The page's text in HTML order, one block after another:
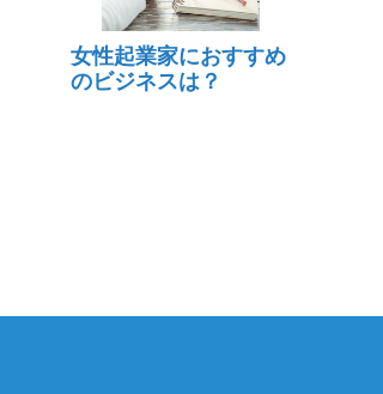
女性起業家におすすめ
のビジネスは？